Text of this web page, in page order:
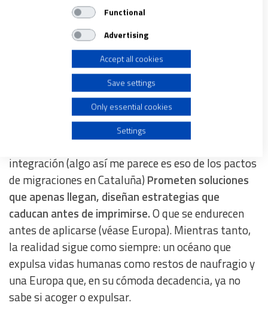
Pero vivimos tiempos en los que
se ha convertido en el deporte favorito de las
buenas conciencias.En muchas partes, mirar hacia
otro lado es más cómodo que enfrentar el drama
que traen consigo estas vidas varadas.
Los políticos, claro, hablan. Y se centran más en el
integración (algo así me parece es eso de los pactos
de migraciones en Cataluña) Prometen soluciones
que apenas llegan, diseñan estrategias que
caducan antes de imprimirse.O que se endurecen
antes de aplicarse (véase Europa). Mientras tanto,
la realidad sigue como siempre: un océano que
expulsa vidas humanas como restos de naufragio y
una Europa que, en su cómoda decadencia, ya no
sabe si acoger o expulsar.
IAB processing purposes:
Use limited data to select advertising
Create profiles for personalised advertising
Use profiles to select personalised advertising
Create profiles to personalise content
Use profiles to select personalised content
Measure advertising performance
Measure content performance
Understand audiences through statistics or combinations
of data from different sources
Functional
Advertising
Accept all cookies
Save settings
Only essential cookies
Settings